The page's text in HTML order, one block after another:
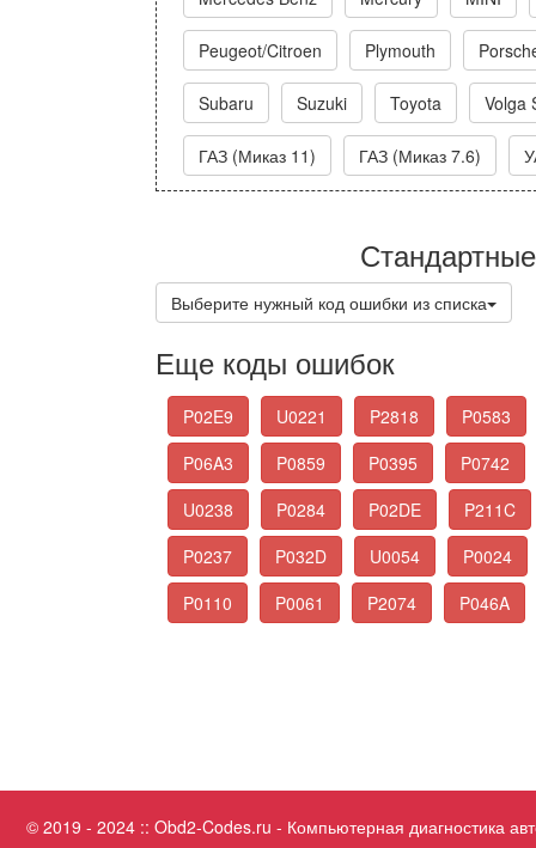
Peugeot/Citroen Plymouth
Subaru Suzuki Toyota Volga
ГАЗ (Миказ 11) ГАЗ (Миказ 7.6)
Выберите нужный код ошибки из списка
Еще коды ошибок
P02E9 U0221 P2818
P0583
P06A3
P0859 P0395
P0742
U0238
P0284 P02DE
P211C
P0237
P032D U0054
P0024
P0110
P0061 P2074 P046A
© 2019 - 2024 :: Obd2-Codes.ru - Компьютерная диагностика